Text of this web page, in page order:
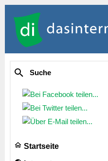
Suche
Startseite